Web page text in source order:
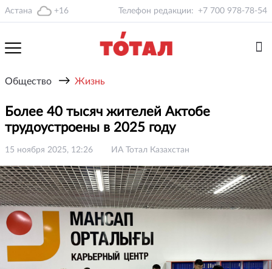
Астана +16 Телефон редакции: +7 700 978-78-54
Общество → Жизнь
Более 40 тысяч жителей Актобе
трудоустроены в 2025 году
15 ноября 2025, 12:26 ИА Тотал Казахстан